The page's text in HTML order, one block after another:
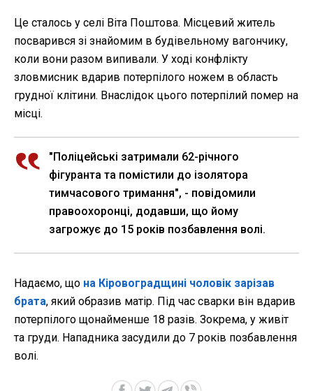
Це сталось у селі Віта Поштова. Місцевий житель
посварився зі знайомим в будівельному вагончику,
коли вони разом випивали. У ході конфлікту
зловмисник вдарив потерпілого ножем в область
грудної клітини. Внаслідок цього потерпілий помер на
місці.
"Поліцейські затримали 62-річного
фігуранта та помістили до ізолятора
тимчасового тримання", - повідомили
правоохоронці, додавши, що йому
загрожує до 15 років позбавлення волі.
Надаємо, що на Кіровоградщині чоловік зарізав
брата, який образив матір. Під час сварки він вдарив
потерпілого щонайменше 18 разів. Зокрема, у живіт
та груди. Нападника засудили до 7 років позбавлення
волі.